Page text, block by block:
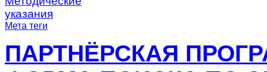
указания
Мета теги
ПАРТНЁРСКАЯ